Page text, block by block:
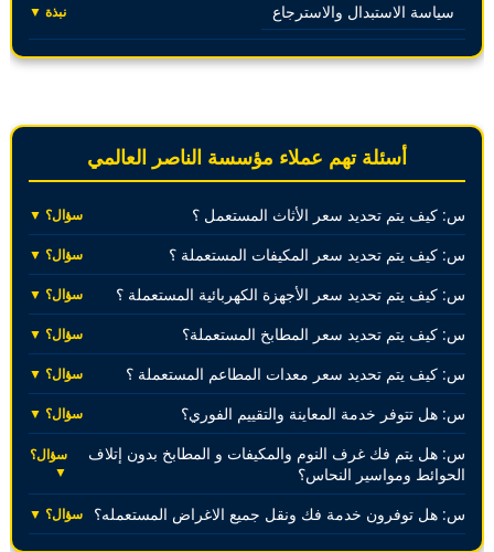
سياسة الاستبدال والاسترجاع نبذة ▼
أسئلة تهم عملاء مؤسسة الناصر العالمي
س: كيف يتم تحديد سعر الأثاث المستعمل ؟ سؤال؟ ▼
س: كيف يتم تحديد سعر المكيفات المستعملة ؟ سؤال؟ ▼
س: كيف يتم تحديد سعر الأجهزة الكهربائية المستعملة ؟ سؤال؟ ▼
س: كيف يتم تحديد سعر المطابخ المستعملة؟ سؤال؟ ▼
س: كيف يتم تحديد سعر معدات المطاعم المستعملة ؟ سؤال؟ ▼
س: هل تتوفر خدمة المعاينة والتقييم الفوري؟ سؤال؟ ▼
س: هل يتم فك غرف النوم والمكيفات و المطابخ بدون إتلاف
الحوائط ومواسير النحاس؟
سؤال؟
▼
س: هل توفرون خدمة فك ونقل جميع الاغراض المستعمله؟ سؤال؟ ▼